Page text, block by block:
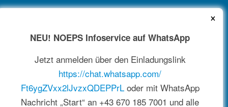
NEWSARCHIV
×
NEU! NOEPS Infoservice auf WhatsApp
Jetzt anmelden über den Einladungslink
https://chat.whatsapp.com/
Ft6ygZVxx2lJvzxQDEPPrLoder mit WhatsApp
Nachricht „Start“ an +43 670 185 7001 und alle